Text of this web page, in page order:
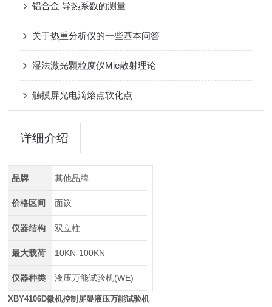
铝合金 导热系数的测量
关于热重分析仪的一些基本问答
湿法激光颗粒度仪Mie散射理论
触摸屏光电滴熔点软化点
详细介绍
品牌 其他品牌
价格区间 面议
仪器结构 双立柱
最大载荷 10KN-100KN
仪器种类 液压万能试验机(WE)
XBY4106D微机控制屏显液压万能试验机